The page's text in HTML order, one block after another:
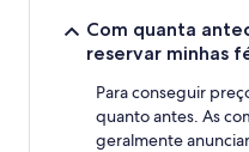
Com quanta
reservar minhas
Para conseguir
quanto antes. As
geralmente